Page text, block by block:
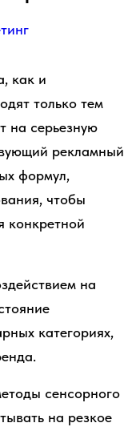
как и
только тем
на серьезную
рекламный
формул,
чтобы
конкретной
на
категориях,
сенсорного
на резкое